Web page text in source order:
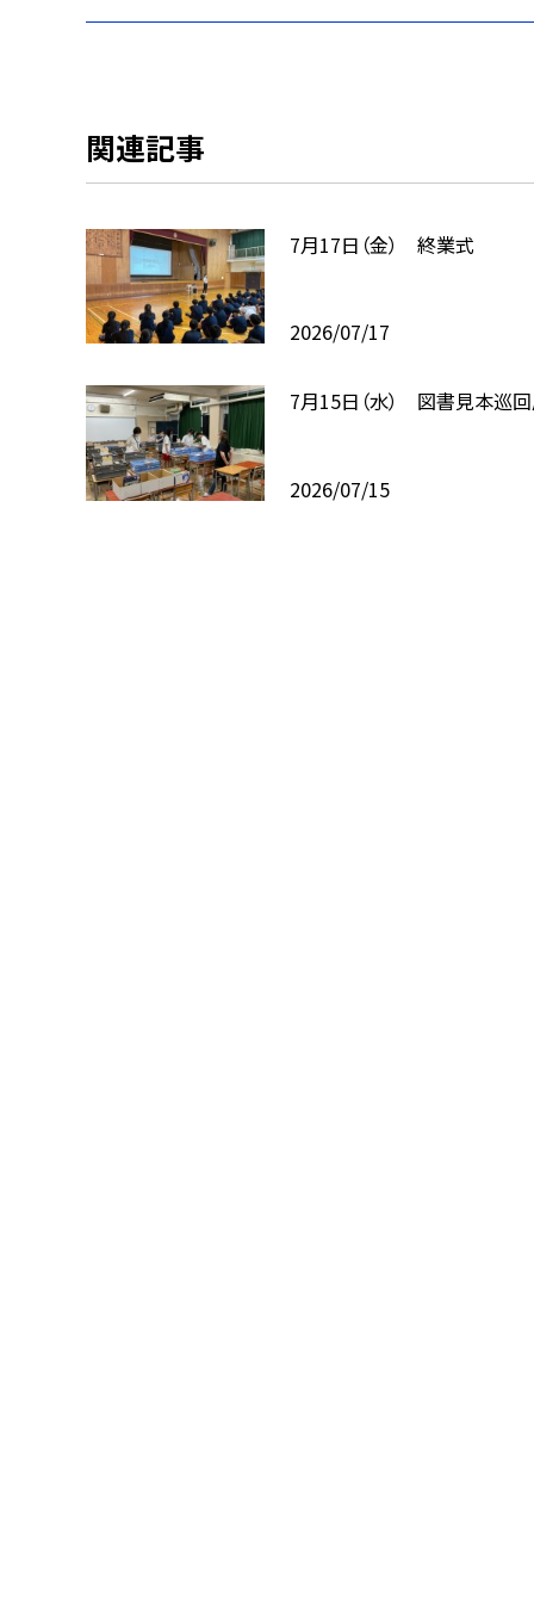
関連記事
7月17日（金） 終業式
2026/07/17
7月15日（水） 図書見本巡
2026/07/15